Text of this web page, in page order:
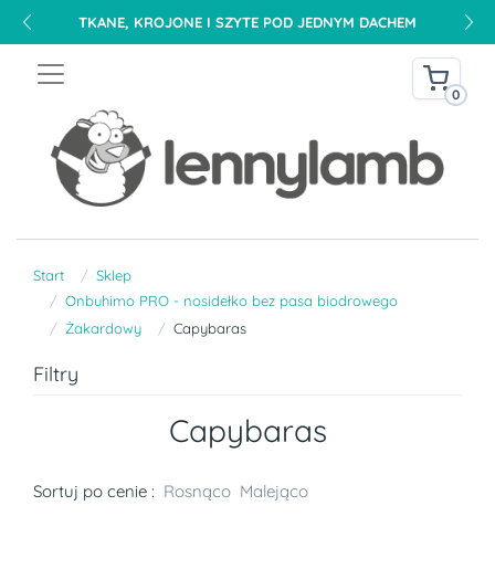
TKANE, KROJONE I SZYTE POD JEDNYM DACHEM
0
Start
Sklep
Onbuhimo PRO - nosidełko bez pasa biodrowego
Żakardowy
Capybaras
Filtry
Capybaras
Sortuj po cenie : Rosnąco Malejąco